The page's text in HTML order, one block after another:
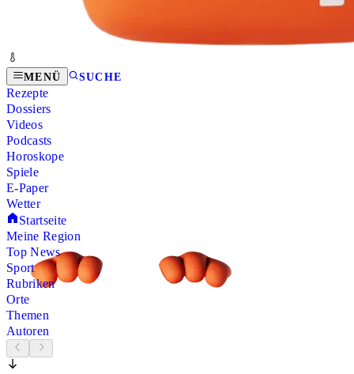
MENÜ SUCHE
Rezepte
Dossiers
Videos
Podcasts
Horoskope
Spiele
E-Paper
Wetter
Startseite
Meine Region
Top News
Sport
Rubriken
Orte
Themen
Autoren